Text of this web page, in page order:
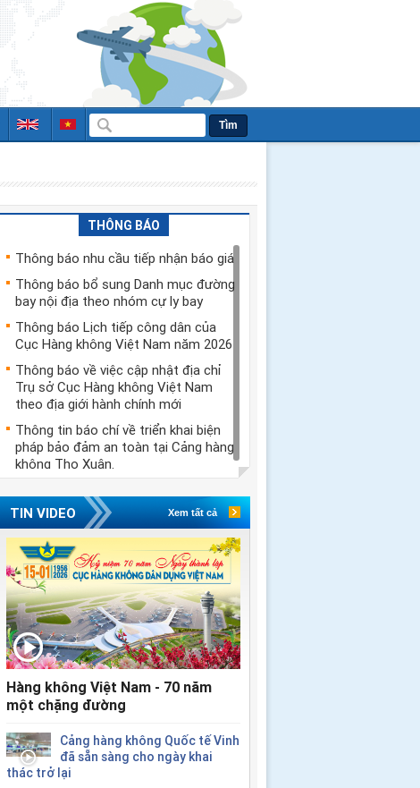
Tìm
THÔNG BÁO
Thông báo nhu cầu tiếp nhận báo giá
Thông báo bổ sung Danh mục đường
bay nội địa theo nhóm cự ly bay
Thông báo Lịch tiếp công dân của
Cục Hàng không Việt Nam năm 2026
Thông báo về việc cập nhật địa chỉ
Trụ sở Cục Hàng không Việt Nam
theo địa giới hành chính mới
Thông tin báo chí về triển khai biện
pháp bảo đảm an toàn tại Cảng hàng
không Thọ Xuân.
TIN VIDEO Xem tất cả
Hàng không Việt Nam - 70 năm
một chặng đường
Cảng hàng không Quốc tế Vinh
đã sẵn sàng cho ngày khai
thác trở lại